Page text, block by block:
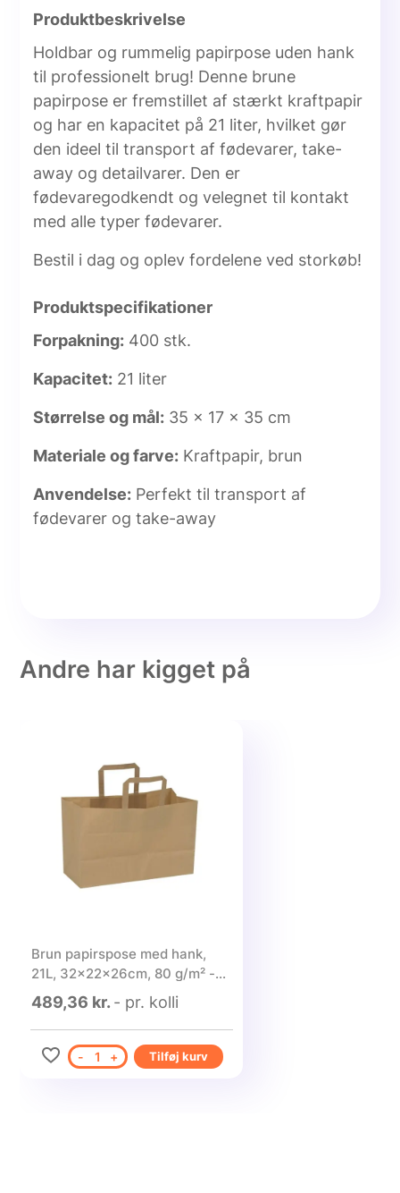
Produktbeskrivelse
Holdbar og rummelig papirpose uden hank
til professionelt brug! Denne brune
papirpose er fremstillet af stærkt kraftpapir
og har en kapacitet på 21 liter, hvilket gør
den ideel til transport af fødevarer, take-
away og detailvarer. Den er
fødevaregodkendt og velegnet til kontakt
med alle typer fødevarer.
Bestil i dag og oplev fordelene ved storkøb!
Produktspecifikationer
Forpakning: 400 stk.
Kapacitet: 21 liter
Størrelse og mål: 35 x 17 x 35 cm
Materiale og farve: Kraftpapir, brun
Anvendelse: Perfekt til transport af
fødevarer og take-away
Andre har kigget på
Brun papirspose med hank,
21L, 32x22x26cm, 80 g/m² -
175 stk.
489,36 kr. - pr. kolli
- 1 + Tilføj kurv